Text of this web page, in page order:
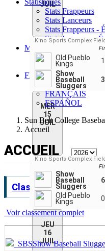
JUIL
Kino Sports Complex
Old Pueblo
Kings
1
Show
Baseball
Sluggers
3
MER
15
JUIL
Kino Sports Complex
Show
Baseball
Sluggers
6
Old Pueblo
Kings 0
JEU
16
JUIL
Statistiques
Stats Frappeurs
Stats Lanceurs
Stats Frappeurs -
Stats Lanceurs -
Meneurs
Meneurs joueurs
Meneurs équipes
FR
ENGLISH
FRANÇAIS
ESPAÑOL
Sun Belt College
Accueil
ACCUEIL
Classement
Voir classement complet
SBSShow Baseball